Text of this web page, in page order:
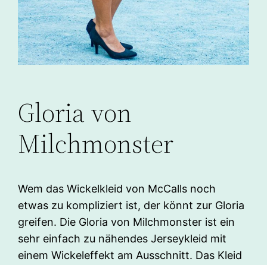
Gloria von
Milchmonster
Wem das Wickelkleid von McCalls noch
etwas zu kompliziert ist, der könnt zur Gloria
greifen. Die Gloria von Milchmonster ist ein
sehr einfach zu nähendes Jerseykleid mit
einem Wickeleffekt am Ausschnitt. Das Kleid